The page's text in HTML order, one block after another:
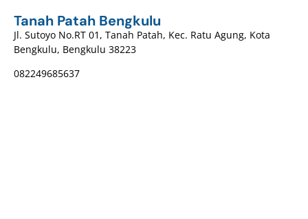
Tanah Patah Bengkulu
Jl. Sutoyo No.RT 01, Tanah Patah, Kec. Ratu Agung, Kota
Bengkulu, Bengkulu 38223
082249685637